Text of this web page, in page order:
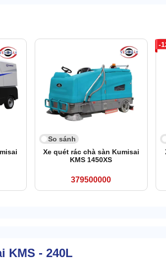
So sánh
Xe quét rác chà sàn Kumisai
KMS 1450XS
379500000
KMS - 240L